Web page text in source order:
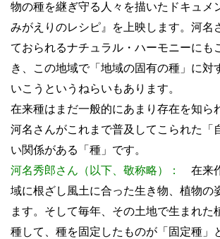
物の種を継ぎ守る人々を描いたドキュメ
みがえりのレシピ』を上映します。河名
ておられるナチュラル・ハーモニーにも
き、この地域で「地域の固有の種」に対
いこうというねらいもあります。
在来種はまだ一般的にあまり存在を知ら
河名さんがこれまで普及してこられた「
い関係がある「種」です。
河名秀郎さん（以下、敬称略）：
在来
域に根ざし風土に合った生き物、植物の
ます。そして毎年、その土地で生まれた
種して、種を固定したものが「固定種」